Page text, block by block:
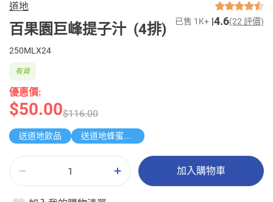
道地
百果園巨峰提子汁 (4排) 已售 1K+ 4.6(22 評價)
250MLX24
優惠價:
$50.00$116.00
有貨
送道地飲品 送道地蜂蜜綠茶
加入購物車